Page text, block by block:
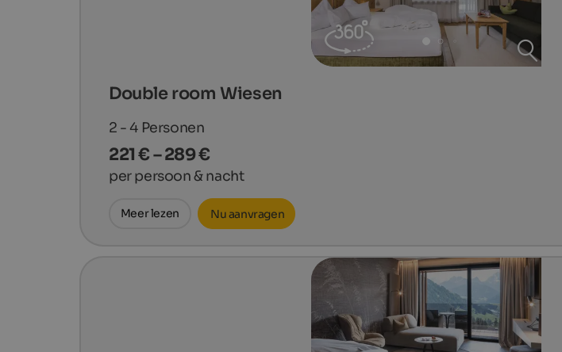
Double room Wiesen
2 - 4 Personen
221 € – 289 €
per persoon & nacht
Meer lezen Nu aanvragen